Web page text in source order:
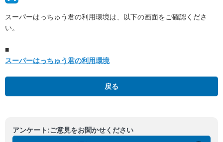
スーパーはっちゅう君の利用環境は、以下の画面をご確認くださ
い。
■
スーパーはっちゅう君の利用環境
戻る
アンケート:ご意見をお聞かせください